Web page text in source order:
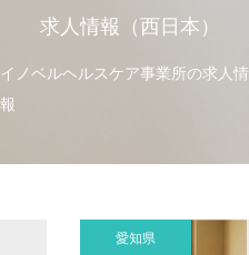
求人情報（西日本）
イノベルヘルスケア事業所の求人情
報
愛知県